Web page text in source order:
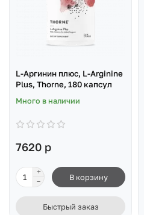
L-Аргинин плюс, L-Arginine
Plus, Thorne, 180 капсул
Много в наличии
7620 р
В корзину
Быстрый заказ